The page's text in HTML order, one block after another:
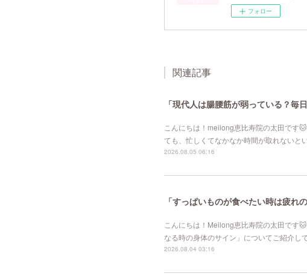
フォロー
関連記事
「現代人は腸腰筋が弱っている？
こんにちは！meilong恵比寿院の太田です
ても、忙しくてなかなか時間が取れないと
2026.08.05 06:16
「すっぱいものが食べたい時は疲
こんにちは！Meilong恵比寿院の太田です
なる時の身体のサイン」についてご紹介し
2026.08.04 03:16